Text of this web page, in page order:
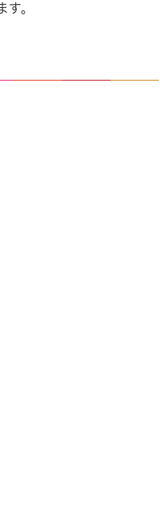
す。